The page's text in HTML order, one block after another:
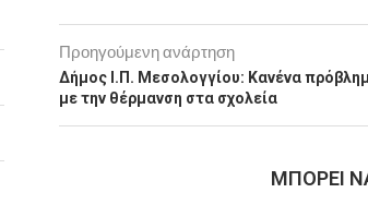
Προηγούμενη ανάρτηση
Δήμος Ι.Π. Μεσολογγίου: Κανένα
με την θέρμανση στα σχολεία
MΠΟΡΕΊ